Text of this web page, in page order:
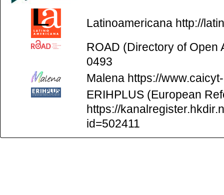
Latinoamericana http://
ROAD (Directory of Open
0493
Malena https://
ERIHPLUS (European
https://
id=502411